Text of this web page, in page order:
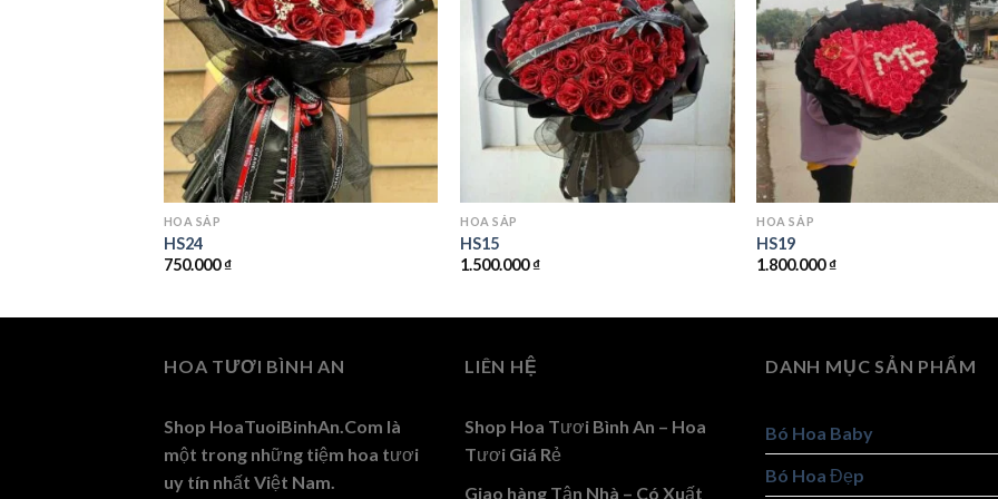
HOA SÁP
HS24
750.000₫
HOA SÁP
HS15
1.500.000₫
HOA SÁP
HS19
1.800.000₫
HOA TƯƠI BÌNH AN
Shop HoaTuoiBinhAn.Com là
một trong những tiệm hoa tươi
uy tín nhất Việt Nam.
LIÊN HỆ
Shop Hoa Tươi Bình An – Hoa
Tươi Giá Rẻ
Giao hàng Tận Nhà – Có Xuất
DANH MỤC SẢN PHẨM
Bó Hoa Baby
Bó Hoa Đẹp